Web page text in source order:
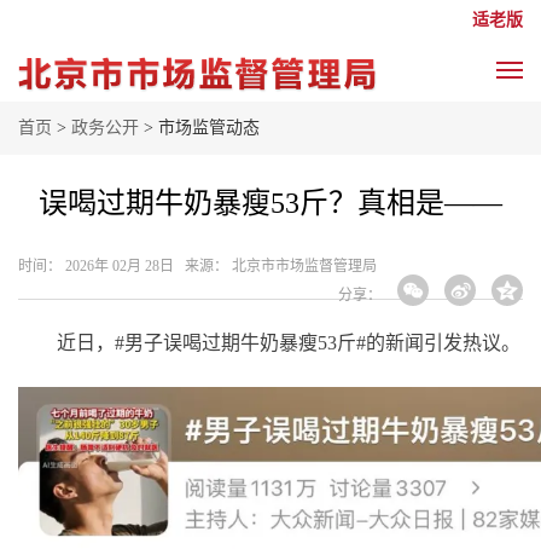
适老版
首页 > 政务公开 > 市场监管动态
误喝过期牛奶暴瘦53斤？真相是——
时间： 2026年 02月 28日 来源： 北京市市场监督管理局
分享：
近日，#男子误喝过期牛奶暴瘦53斤#的新闻引发热议。